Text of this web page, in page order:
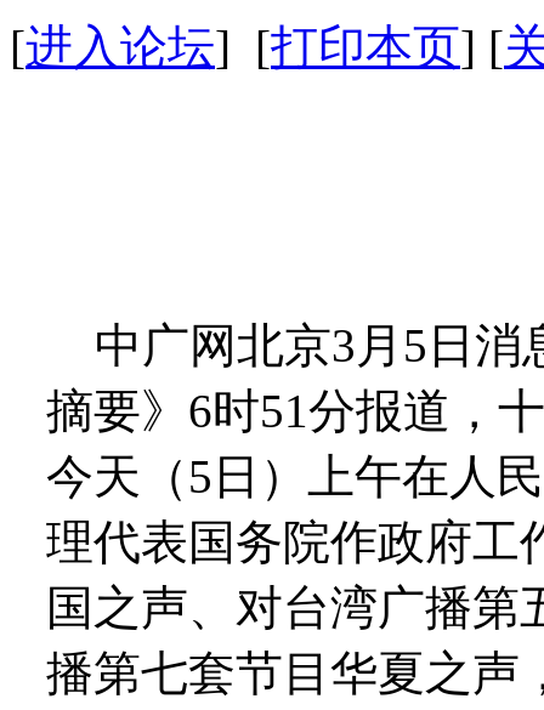
[进入论坛] [打印本页] [
中广网北京3月5日消
摘要》6时51分报道，
今天（5日）上午在人
理代表国务院作政府工
国之声、对台湾广播
播第七套节目华夏之声